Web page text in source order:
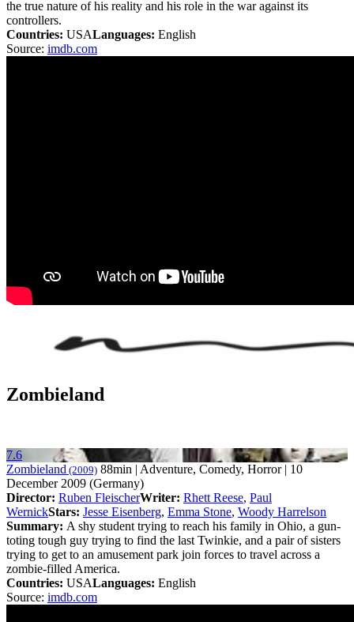
the true nature of his reality and his role in the war against its
controllers.
Countries: USALanguages: English
Source: imdb.com
Zombieland
7.6
Zombieland (2009) 88min | Adventure, Comedy, Horror | 10
December 2009 (Germany)
Director: Ruben FleischerWriter: Rhett Reese, Paul
WernickStars: Jesse Eisenberg, Emma Stone, Woody Harrelson
Summary: A shy student trying to reach his family in Ohio, a gun-
toting tough guy trying to find the last Twinkie, and a pair of sisters
trying to get to an amusement park join forces to travel across a
zombie-filled America.
Countries: USALanguages: English
Source: imdb.com